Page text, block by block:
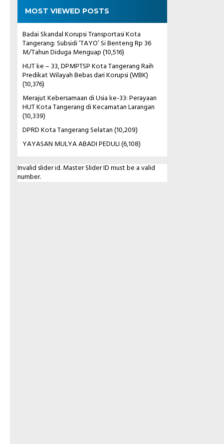
MOST VIEWED POSTS
Badai Skandal Korupsi Transportasi Kota
Tangerang: Subsidi ‘TAYO’ Si Benteng Rp 36
M/Tahun Diduga Menguap(10,516)
HUT ke – 33, DPMPTSP Kota Tangerang Raih
Predikat Wilayah Bebas dari Korupsi (WBK)
(10,376)
Merajut Kebersamaan di Usia ke-33: Perayaan
HUT Kota Tangerang di Kecamatan Larangan
(10,339)
DPRD Kota Tangerang Selatan(10,209)
YAYASAN MULYA ABADI PEDULI(6,108)
Invalid slider id. Master Slider ID must be a valid
number.